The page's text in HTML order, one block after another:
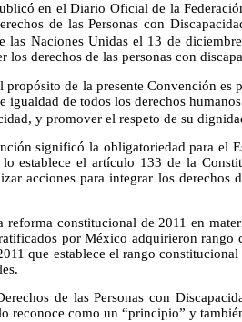
en el Diario Oficial de la
de las Personas con
las Naciones Unidas el 13 de
los derechos de las personas con
propósito de la presente Convención es
igualdad de todos los derechos
y promover el respeto de su
significó la obligatoriedad para el
establece el artículo 133 de la
acciones para integrar los derechos
constitucional de 2011 en
por México adquirieron rango
que establece el rango
de las Personas con
reconoce como un “principio” y